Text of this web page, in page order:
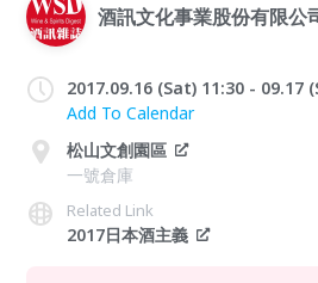
酒訊文化事業股份有限公
2017.09.16 (Sat) 11:30 - 09.17
Add To Calendar
松山文創園區
一號倉庫
Related Link
2017日本酒主義